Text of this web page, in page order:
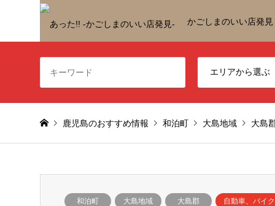
かごしまのいい店発見
鹿児島のおすすめ情報 和泊町 大島地域 大島
和泊町 大島地域 大島郡 自動車、バイ